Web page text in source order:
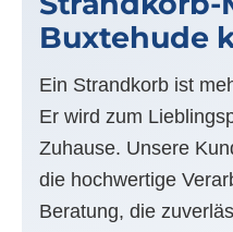
Buxtehude
Ein Strandkorb ist
Er wird zum
Zuhause. Unsere
die hochwertige
Beratung, die